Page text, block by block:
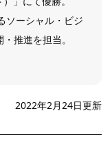
ソーシャル・ビジ
推進を担当。
2022年2月24日更新